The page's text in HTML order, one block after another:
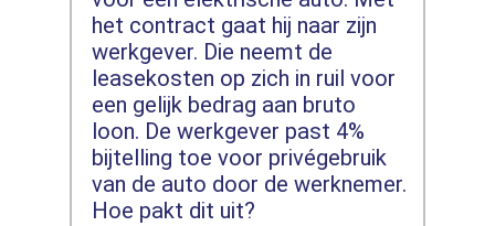
het contract gaat hij naar zijn
werkgever. Die neemt de
leasekosten op zich in ruil voor
een gelijk bedrag aan bruto
loon. De werkgever past 4%
bijtelling toe voor privégebruik
van de auto door de werknemer.
Hoe pakt dit uit?